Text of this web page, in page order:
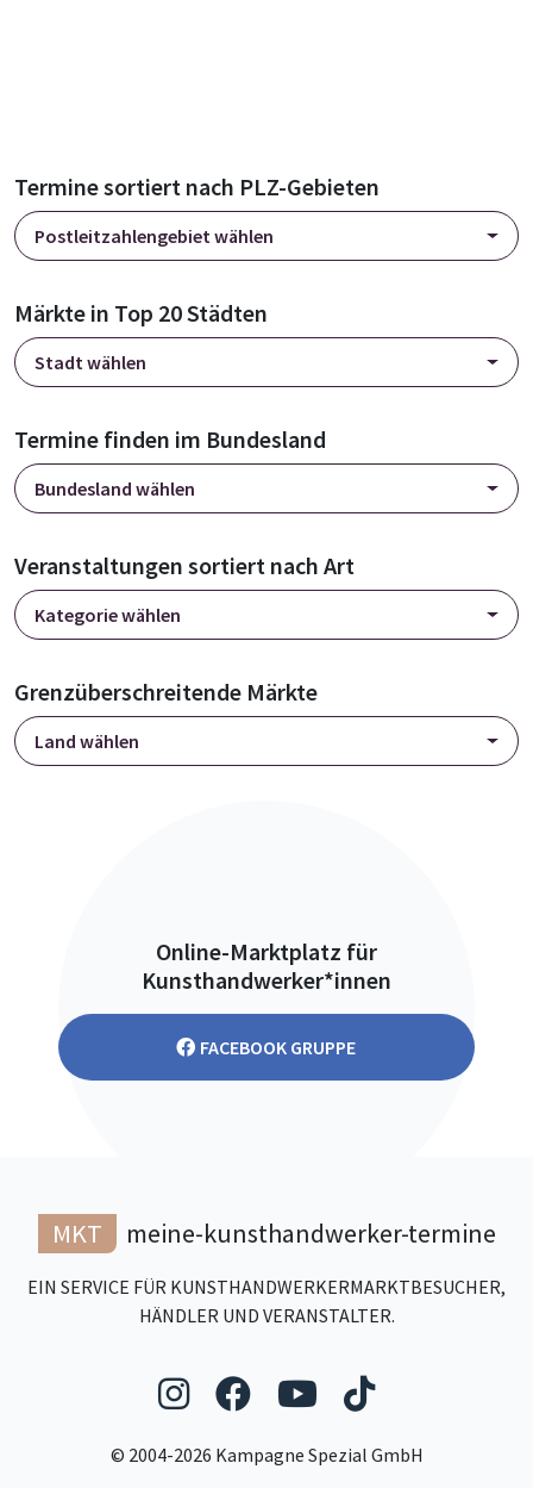
Termine sortiert nach PLZ-Gebieten
Postleitzahlengebiet wählen
Märkte in Top 20 Städten
Stadt wählen
Termine finden im Bundesland
Bundesland wählen
Veranstaltungen sortiert nach Art
Kategorie wählen
Grenzüberschreitende Märkte
Land wählen
Online-Marktplatz für
Kunsthandwerker*innen
FACEBOOK GRUPPE
MKT meine-kunsthandwerker-termine
EIN SERVICE FÜR KUNSTHANDWERKERMARKTBESUCHER,
HÄNDLER UND VERANSTALTER.
Folgen Sie uns auf
Folgen Sie uns auf
Folgen Sie
Folgen
© 2004-2026 Kampagne Spezial GmbH